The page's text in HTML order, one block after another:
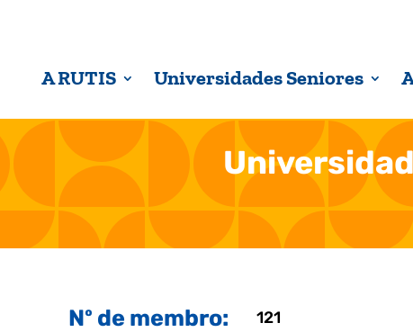
A RUTIS Universidades Seniores
Nº de membro: 121